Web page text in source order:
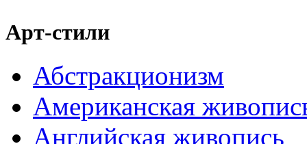
Арт-стили
Абстракционизм
Американская
Английская живопись